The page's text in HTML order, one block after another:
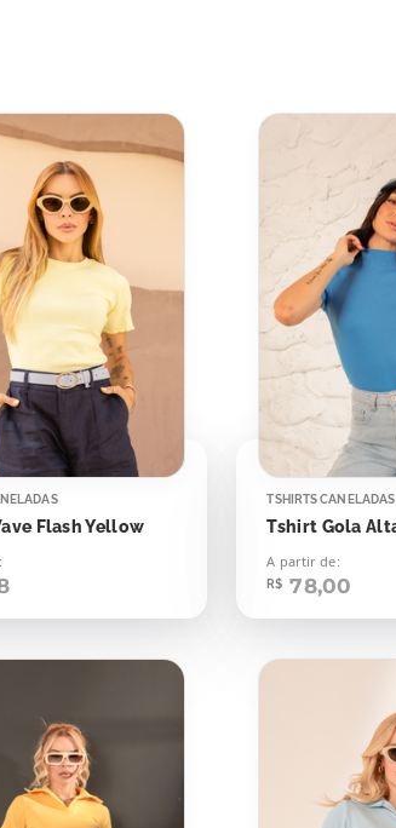
Flash Yellow
TSHIRTS CANELADAS
A partir de:
R$ 78,00